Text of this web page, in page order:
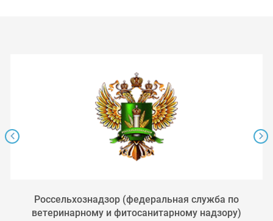
Россельхознадзор (федеральная служба по
ветеринарному и фитосанитарному надзору)